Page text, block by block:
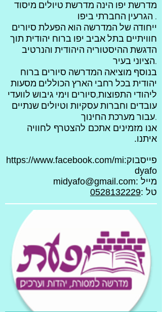
מדרשת יפו הינה מדרשת טיולים מיסוד
הגרעין החברתי ביפו .
ייחודה של המדרשה הוא הפעלת סיורים
חוויתיים בתל אביב יפו ברוח יהודית תוך
הדגשת ההיסטוריה היהודית והנרטיב
הציוני בעיר.
בנוסף מוציאה המדרשה סיורים ברוח
יהודית בכל רחבי הארץ הכוללים מסעות
ליהודי התפוצות,סיורים וימי גיבוש לוועדי
עובדים וחברות עסקיות וטיולים שנתיים
עבור מערכת החינוך.
אנו מזמינים אתכם להצטרף לחוויה
איתנו.
פייסבוק:https://www.facebook.com/mi
dyafo
מייל :midyafo@gmail.com
טל :0528132229